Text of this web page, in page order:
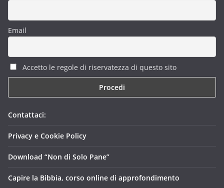
Email
Accetto le regole di riservatezza di questo sito
Contattaci:
Privacy e Cookie Policy
Download “Non di Solo Pane”
Capire la Bibbia, corso online di approfondimento